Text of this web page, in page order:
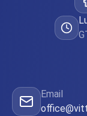
Email